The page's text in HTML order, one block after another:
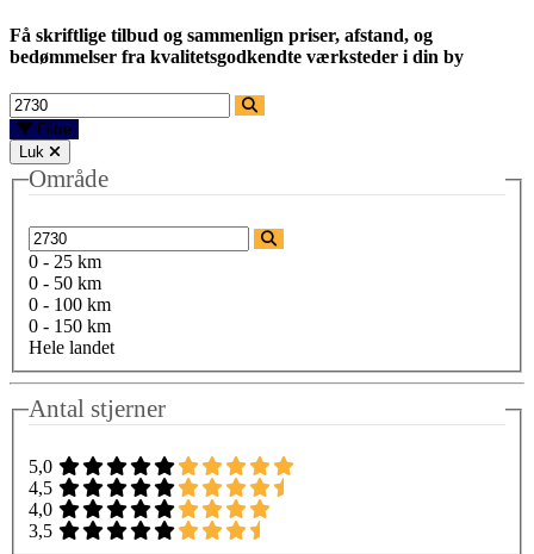
Få skriftlige tilbud og sammenlign priser, afstand, og
bedømmelser fra kvalitetsgodkendte værksteder i din by
Filtre
Luk
Område
0 - 25 km
0 - 50 km
0 - 100 km
0 - 150 km
Hele landet
Antal stjerner
5,0
4,5
4,0
3,5